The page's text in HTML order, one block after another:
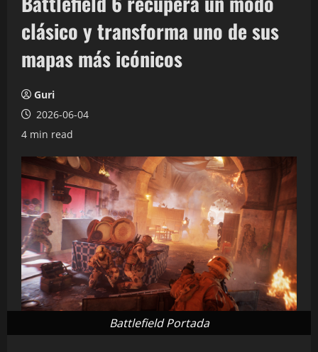
clásico y transforma uno de sus
mapas más icónicos
Guri
2026-06-04
4 min read
Battlefield Portada